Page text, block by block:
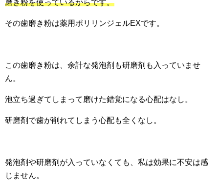
磨き粉を使っているからです。
その歯磨き粉は薬用ポリリンジェルEXです。
この歯磨き粉は、余計な発泡剤も研磨剤も入っていませ
ん。
泡立ち過ぎてしまって磨けた錯覚になる心配はなし。
研磨剤で歯が削れてしまう心配も全くなし。
発泡剤や研磨剤が入っていなくても、私は効果に不安は感
じません。